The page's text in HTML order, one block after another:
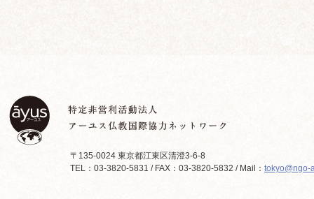
〒135-0024 東京都江東区清澄3-6-8
TEL：03-3820-5831 / FAX：03-3820-5832 / Mail： tokyo@ngo-